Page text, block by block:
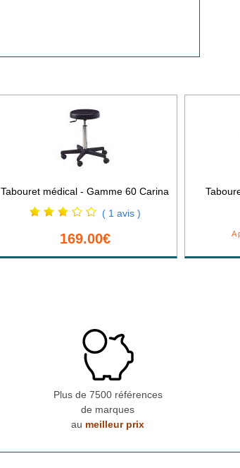
Tabouret médical - Gamme 60 Carina
( 1 avis )
169.00€ A
Plus de 7500 références
de marques
au meilleur prix